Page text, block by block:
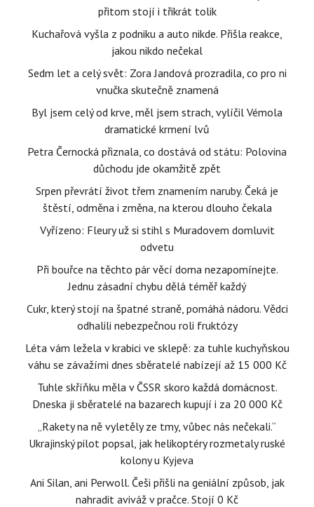
přitom stojí i třikrát tolik
Kuchařová vyšla z podniku a auto nikde. Přišla reakce,
jakou nikdo nečekal
Sedm let a celý svět: Zora Jandová prozradila, co pro ni
vnučka skutečně znamená
Byl jsem celý od krve, měl jsem strach, vylíčil Vémola
dramatické krmení lvů
Petra Černocká přiznala, co dostává od státu: Polovina
důchodu jde okamžitě zpět
Srpen převrátí život třem znamením naruby. Čeká je
štěstí, odměna i změna, na kterou dlouho čekala
Vyřízeno: Fleury už si stihl s Muradovem domluvit
odvetu
Při bouřce na těchto pár věcí doma nezapomínejte.
Jednu zásadní chybu dělá téměř každý
Cukr, který stojí na špatné straně, pomáhá nádoru. Vědci
odhalili nebezpečnou roli fruktózy
Léta vám ležela v krabici ve sklepě: za tuhle kuchyňskou
váhu se závažími dnes sběratelé nabízejí až 15 000 Kč
Tuhle skříňku měla v ČSSR skoro každá domácnost.
Dneska ji sběratelé na bazarech kupují i za 20 000 Kč
„Rakety na ně vyletěly ze tmy, vůbec nás nečekali.“
Ukrajinský pilot popsal, jak helikoptéry rozmetaly ruské
kolony u Kyjeva
Ani Silan, ani Perwoll. Češi přišli na geniální způsob, jak
nahradit aviváž v pračce. Stojí 0 Kč